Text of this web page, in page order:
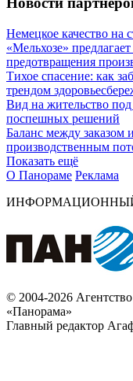
Немецкое качество на
«Мельхозе»
предотвращения
Тихое спасение: как
трендом
Вид на жительство
поспешных решений
Баланс между заказом
производственным
Показать ещё
О Панораме Реклама
© 2004-2026
«Панорама»
Главный редактор